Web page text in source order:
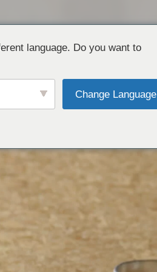
language. Do you want to
Change Language